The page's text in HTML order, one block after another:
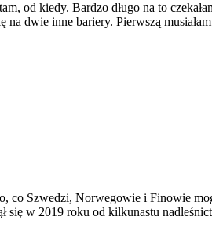
od kiedy. Bardzo długo na to
dwie inne bariery. Pierwszą
co Szwedzi, Norwegowie i Finowie
w 2019 roku od kilkunastu